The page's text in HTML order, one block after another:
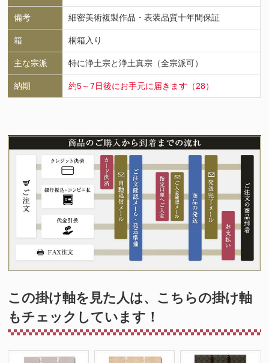
備考 細密美術複製作品・表装品質十年間保証
箱 桐箱入り
主な宗派 特に浄土宗と浄土真宗（全宗派可）
納期 約5～7日後にお手元に届きます（28）
この掛け軸を見た人は、こちらの掛け軸
もチェックしています！